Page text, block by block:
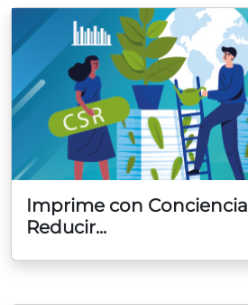
Imprime con
Reducir...